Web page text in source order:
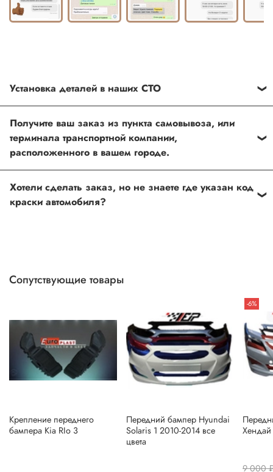
Установка деталей в наших СТО
можно установить в любом из наших установочных
центров по Москве
Получите ваш заказ из пункта самовывоза, или
терминала транспортной компании,
расположенного в вашем городе.
нашим менеджером
Хотели сделать заказ, но не знаете где указан код
краски автомобиля?
по телефону.
Сопутствующие товары
Крепление переднего
бампера Kia RIo 3
Передний бампер Hyundai
Solaris 1 2010-2014 все
цвета
-6%
9 000